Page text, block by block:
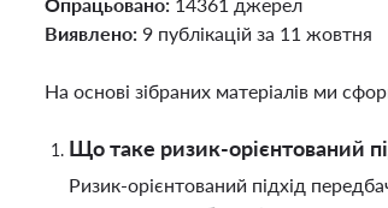
Виявлено: 9 публікацій за 11 жовтня
На основі зібраних матеріалів ми
Що таке ризик-орієнтований
Ризик-орієнтований підхід